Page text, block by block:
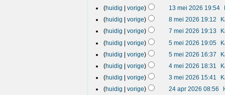
g
t
i
n
g
t
t
i
n
m
e
n
v
t
t
i
n
g
62
0
6
m
2
0
6
huidig
vorige 13 mei 2026 19:54
e
0
2
huidig vorige 8 mei 2026 19:12
e
0
2
huidig vorige 7 mei 2026 19:13
m
e
0
2
huidig vorige 5 mei 2026 19:05
huidig
vorige 5 mei 2026 16:37
e
huidig vorige 4 mei 2026 18:31
e
huidig vorige 3 mei 2026 15:41
huidig vorige 24 apr 2026 08:56